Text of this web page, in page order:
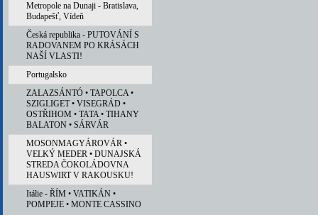
Metropole na Dunaji - Bratislava,
Budapešť, Vídeň
Česká republika - PUTOVÁNÍ S
RADOVANEM PO KRÁSÁCH
NAŠÍ VLASTI!
Portugalsko
ZALAZSÁNTÓ • TAPOLCA •
SZIGLIGET • VISEGRÁD •
OSTŘIHOM • TATA • TIHANY
BALATON • SÁRVÁR
MOSONMAGYÁROVÁR •
VELKÝ MEDER • DUNAJSKÁ
STREDA ČOKOLÁDOVNA
HAUSWIRT V RAKOUSKU!
Itálie - ŘÍM • VATIKÁN •
POMPEJE • MONTE CASSINO